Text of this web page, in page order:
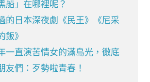
船」在哪裡呢？
的日本深夜劇《民王》《尼采
飯》
一直演苦情女的滿島光，徹底
友們：歹勢啦青春！